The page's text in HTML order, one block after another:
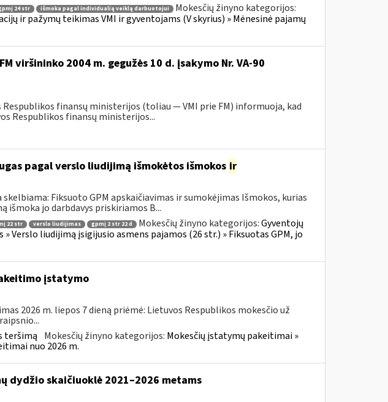
24 str išmoka pagal individualią veiklą darbuotojui
Mokesčių žinyno kategorijos:
ir pažymų teikimas VMI ir gyventojams (V skyrius) » Mėnesinė pajamų
viršininko 2004 m. gegužės 10 d. įsakymo Nr. VA-90
finansų ministerijos (toliau ― VMI prie FM) informuoja, kad
Respublikos finansų ministerijos...
pagal verslo liudijimą išmokėtos išmokos ir
Fiksuoto GPM apskaičiavimas ir sumokėjimas Išmokos, kurias
išmoka jo darbdavys priskiriamos B...
22 str verslo liudijimas gpmį 2 str 22 d Mokesčių žinyno kategorijos:Gyventojų
Verslo liudijimą įsigijusio asmens pajamos (26 str.) » Fiksuotas GPM, jo
įstatymo
2026 m. liepos 7 dieną priėmė: Lietuvos Respublikos mokesčio už
teršimą Mokesčių žinyno kategorijos: Mokesčių įstatymų pakeitimai »
nuo 2026 m.
dydžio skaičiuoklė 2021–2026 metams